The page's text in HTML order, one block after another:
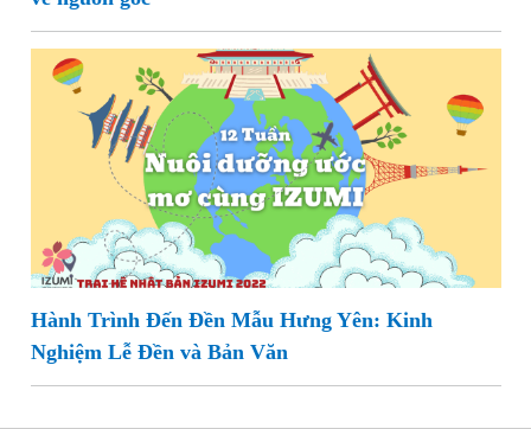
Hành Trình Đến Đền Mẫu Hưng Yên: Kinh
Nghiệm Lễ Đền và Bản Văn